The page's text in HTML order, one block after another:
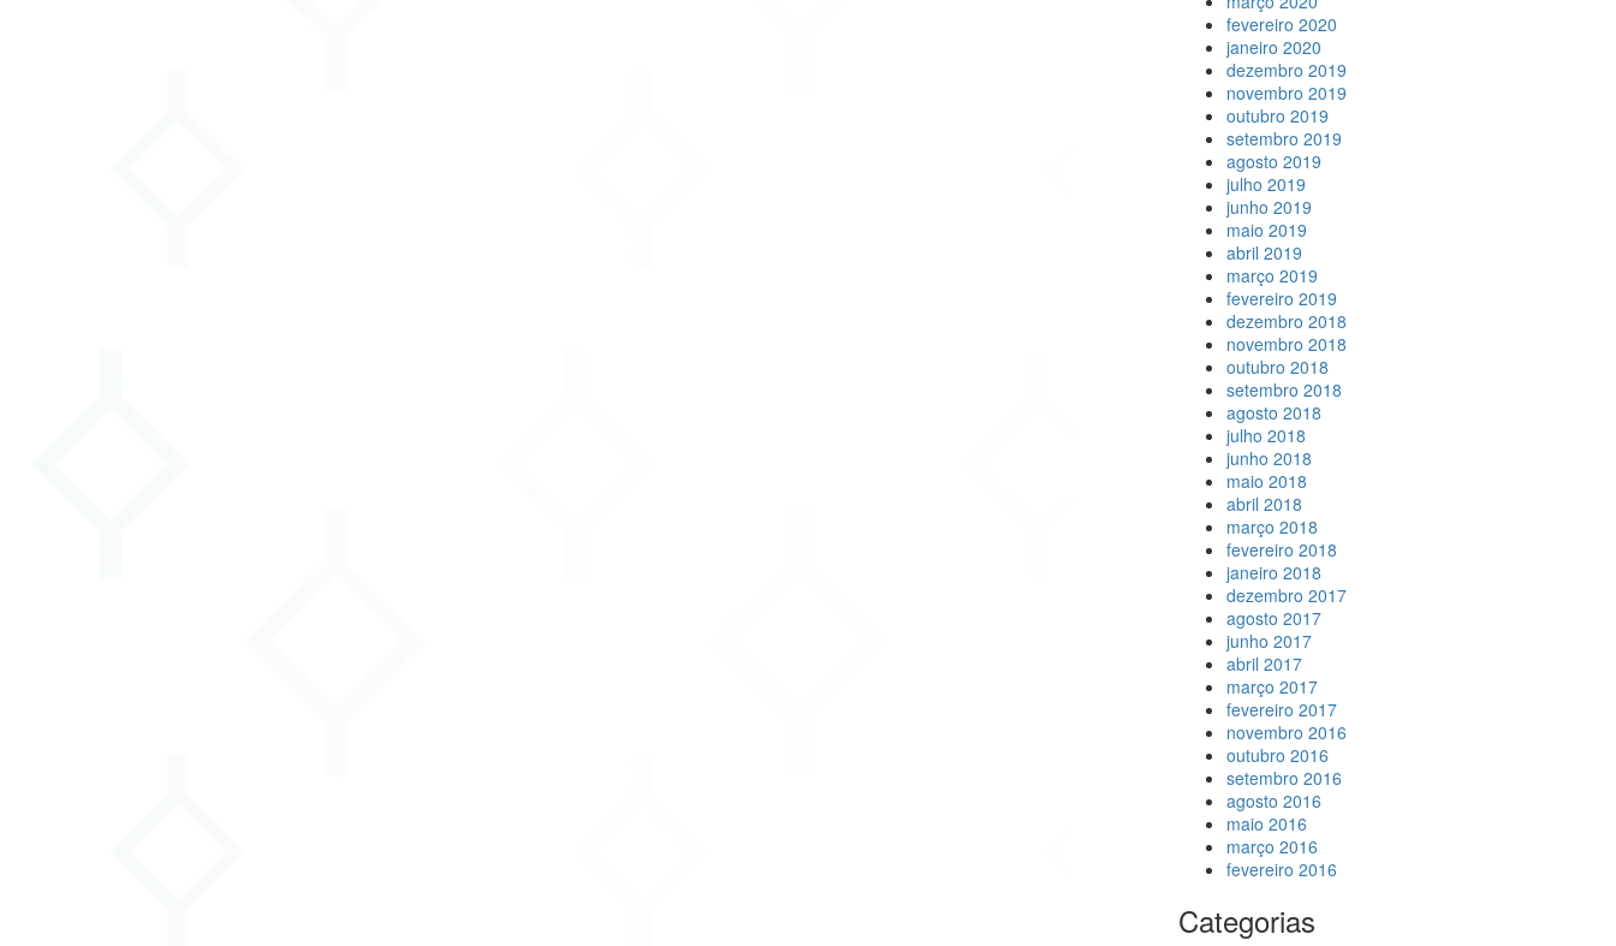
fevereiro 2020
janeiro 2020
dezembro 2019
novembro 2019
outubro 2019
setembro 2019
agosto 2019
julho 2019
junho 2019
maio 2019
abril 2019
março 2019
fevereiro 2019
dezembro 2018
novembro 2018
outubro 2018
setembro 2018
agosto 2018
julho 2018
junho 2018
maio 2018
abril 2018
março 2018
fevereiro 2018
janeiro 2018
dezembro 2017
agosto 2017
junho 2017
abril 2017
março 2017
fevereiro 2017
novembro 2016
outubro 2016
setembro 2016
agosto 2016
maio 2016
março 2016
fevereiro 2016
Categorias